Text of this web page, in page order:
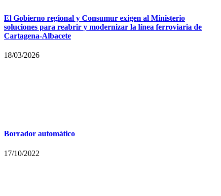
El Gobierno regional y Consumur exigen al Ministerio
soluciones para reabrir y modernizar la línea ferroviaria de
Cartagena-Albacete
18/03/2026
Borrador automático
17/10/2022